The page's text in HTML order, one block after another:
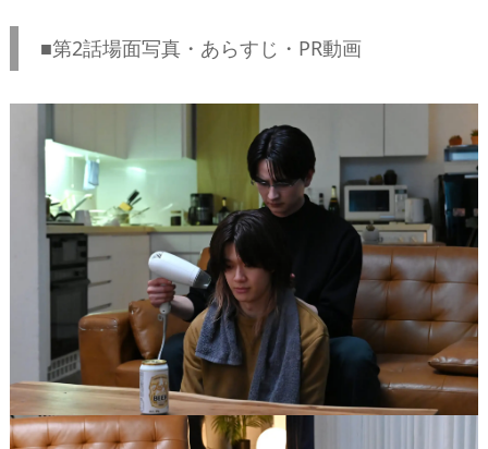
■第2話場面写真・あらすじ・PR動画